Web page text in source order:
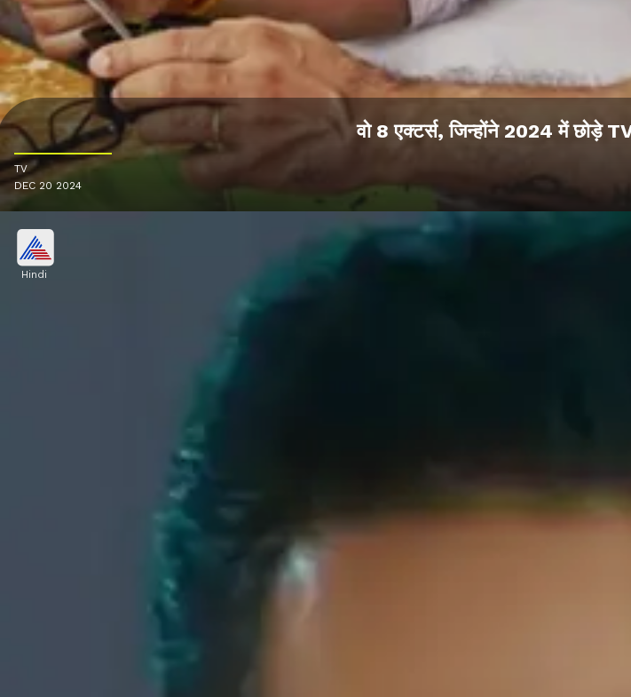
वो 8 एक्टर्स, जिन्होंने 2024 में छोड़े
TV
DEC 20 2024
Hindi